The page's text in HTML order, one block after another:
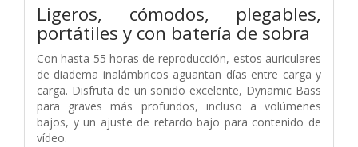
Ligeros, cómodos, plegables,
portátiles y con batería de sobra
Con hasta 55 horas de reproducción, estos auriculares
de diadema inalámbricos aguantan días entre carga y
carga. Disfruta de un sonido excelente, Dynamic Bass
para graves más profundos, incluso a volúmenes
bajos, y un ajuste de retardo bajo para contenido de
vídeo.